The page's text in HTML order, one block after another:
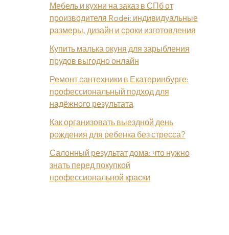
Мебель и кухни на заказ в СПб от
производителя Rodei: индивидуальные
размеры, дизайн и сроки изготовления
Купить малька окуня для зарыбления
прудов выгодно онлайн
Ремонт сантехники в Екатеринбурге:
профессиональный подход для
надёжного результата
Как организовать выездной день
рождения для ребенка без стресса?
Салонный результат дома: что нужно
знать перед покупкой
профессиональной краски